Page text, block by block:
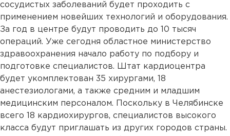
сосудистых заболеваний будет проходить с
применением новейших технологий и оборудования.
За год в центре будут проводить до 10 тысяч
операций. Уже сегодня областное министерство
здравоохранения начало работу по подбору и
подготовке специалистов. Штат кардиоцентра
будет укомплектован 35 хирургами, 18
анестезиологами, а также средним и младшим
медицинским персоналом. Поскольку в Челябинске
всего 18 кардиохирургов, специалистов высокого
класса будут приглашать из других городов страны.